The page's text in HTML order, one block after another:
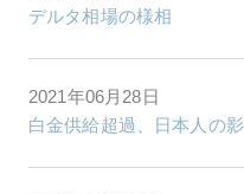
デルタ相場の様相
2021年06月28日
白金供給超過、日本人の影